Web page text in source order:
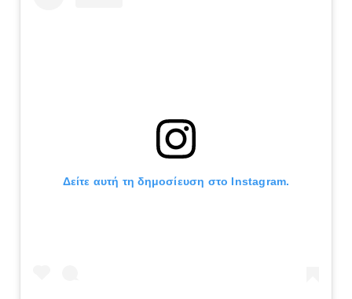
Δείτε αυτή τη δημοσίευση στο Instagram.